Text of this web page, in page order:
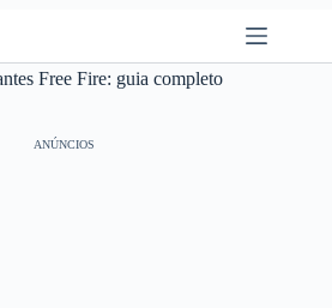
Free Fire: guia completo
ANÚNCIOS